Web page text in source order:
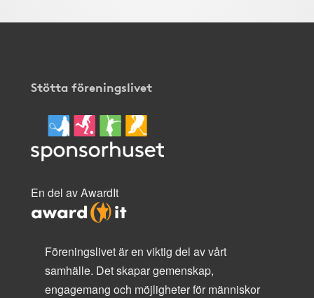
Stötta föreningslivet
En del av AwardIt
Föreningslivet är en viktig del av vårt
samhälle. Det skapar gemenskap,
engagemang och möjligheter för människor